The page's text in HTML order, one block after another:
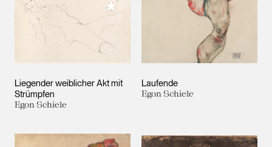
Liegender weiblicher Akt mit
Strümpfen
Egon Schiele
Meiner Sammlung hinzufügen
Laufende
Egon Schiele